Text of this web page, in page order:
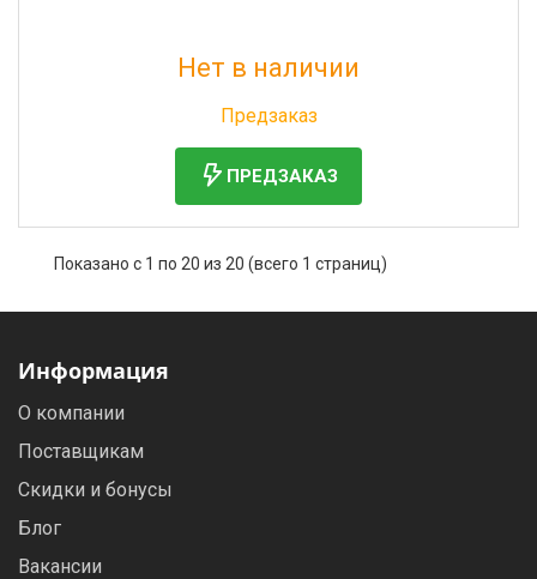
Нет в наличии
Предзаказ
ПРЕДЗАКАЗ
Показано с 1 по 20 из 20 (всего 1 страниц)
Информация
О компании
Поставщикам
Скидки и бонусы
Блог
Вакансии